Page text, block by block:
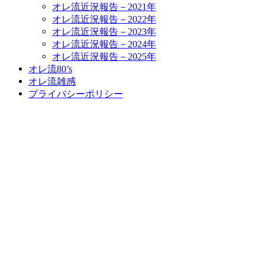
オレ流近況報告－2021年
オレ流近況報告－2022年
オレ流近況報告－2023年
オレ流近況報告－2024年
オレ流近況報告－2025年
オレ流80’s
オレ流雑感
プライバシーポリシー